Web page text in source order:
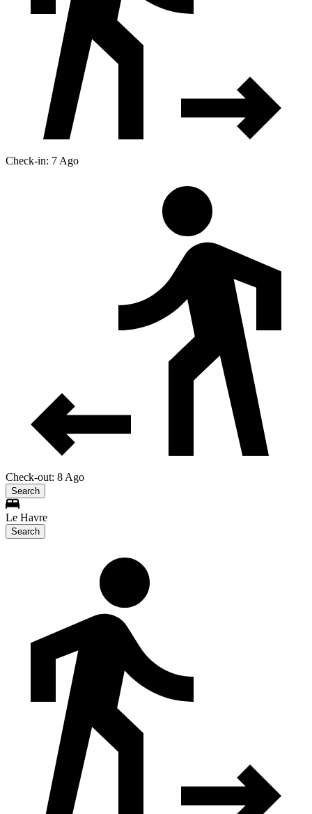
Check-in: 7 Ago
Check-out: 8 Ago
Search
Le Havre
Search